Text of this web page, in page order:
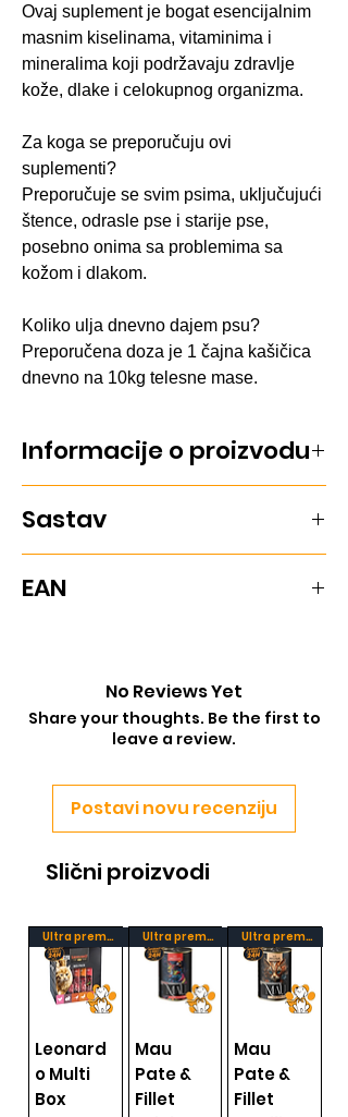
Ovaj suplement je bogat esencijalnim
masnim kiselinama, vitaminima i
mineralima koji podržavaju zdravlje
kože, dlake i celokupnog organizma.
Za koga se preporučuju ovi
suplementi?
Preporučuje se svim psima, uključujući
štence, odrasle pse i starije pse,
posebno onima sa problemima sa
kožom i dlakom.
Koliko ulja dnevno dajem psu?
Preporučena doza je 1 čajna kašičica
dnevno na 10kg telesne mase.
Informacije o proizvodu
dodatak ishrani koji obezbeđuje
Preporučena doza: 1 čajna kašičica
Sastav
visokokvalitetne biljne ulje, vitamin E,
EAN
No Reviews Yet
Share your thoughts. Be the first to
leave a review.
Postavi novu recenziju
Slični proizvodi
Ultra premium
Leonard
o Multi
Box
Ultra premium
Mau
Pate &
Fillet
Ultra premium
Mau
Pate &
Fillet